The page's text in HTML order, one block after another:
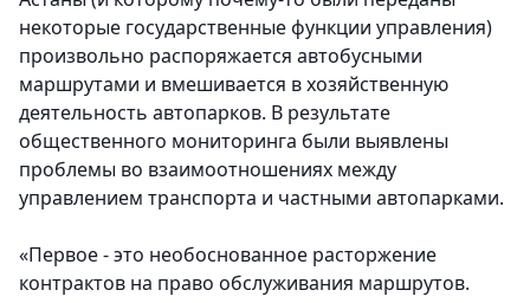
некоторые государственные функции управления)
произвольно распоряжается автобусными
маршрутами и вмешивается в хозяйственную
деятельность автопарков. В результате
общественного мониторинга были выявлены
проблемы во взаимоотношениях между
управлением транспорта и частными автопарками.
«Первое - это необоснованное расторжение
контрактов на право обслуживания маршрутов.